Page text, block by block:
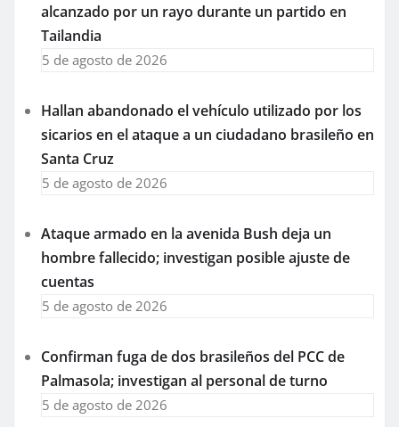
alcanzado por un rayo durante un partido en
Tailandia
5 de agosto de 2026
Hallan abandonado el vehículo utilizado por los
sicarios en el ataque a un ciudadano brasileño en
Santa Cruz
5 de agosto de 2026
Ataque armado en la avenida Bush deja un
hombre fallecido; investigan posible ajuste de
cuentas
5 de agosto de 2026
Confirman fuga de dos brasileños del PCC de
Palmasola; investigan al personal de turno
5 de agosto de 2026